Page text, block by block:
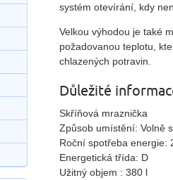
systém otevírání, kdy
Velkou výhodou je také
požadovanou teplotu,
chlazených potravin.
Důležité
Skříňová mraznička
Způsob umístění: Volně
Roční spotřeba energie:
Energetická třída: D
Užitný objem : 380 l